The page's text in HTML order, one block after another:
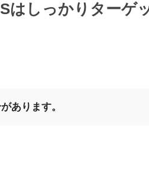
はしっかりターゲ
あります。